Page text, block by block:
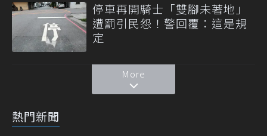
停車再開騎士「雙腳未著地」
遭罰引民怨！警回覆：這是規
定
More
熱門新聞